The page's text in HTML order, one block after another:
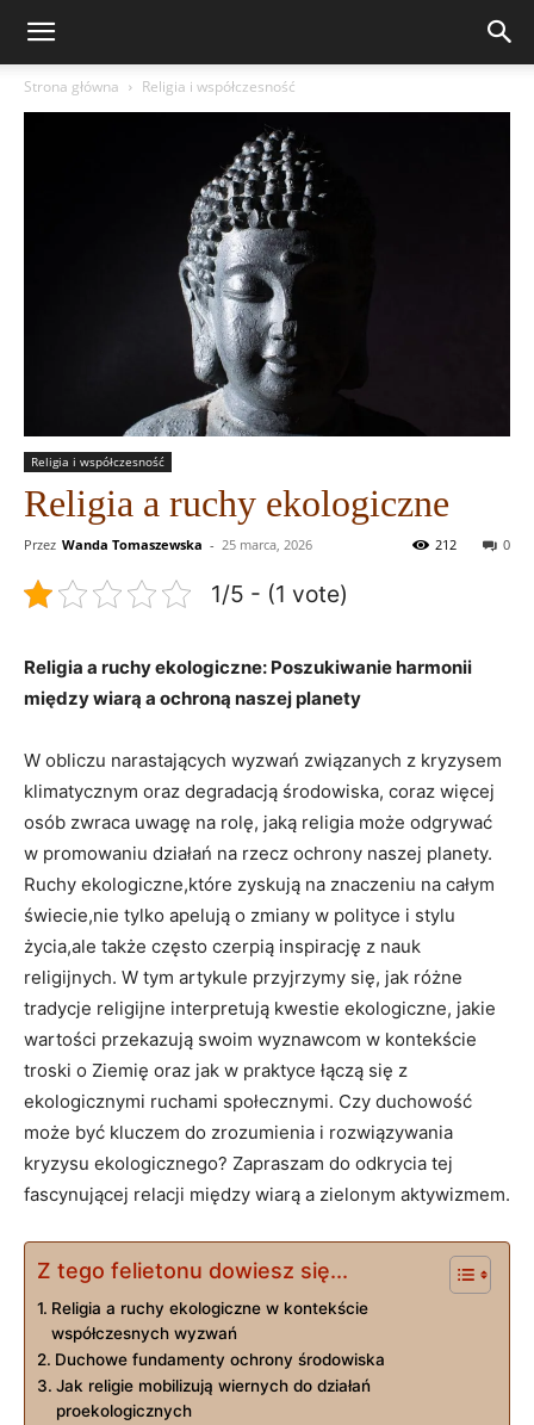
Strona główna Religia i współczesność
Religia i współczesność
Religia a ruchy ekologiczne
Przez Wanda Tomaszewska - 25 marca, 2026 0
212
1/5 - (1 vote)
Religia a ruchy ekologiczne: Poszukiwanie ‍harmonii
między wiarą ⁣a ochroną naszej‌ planety
W‌ obliczu‍ narastających wyzwań związanych z⁢ kryzysem⁣
klimatycznym oraz degradacją ‌środowiska, coraz więcej
‍osób zwraca ​uwagę na ​rolę, jaką religia może odgrywać
w ⁣promowaniu działań na⁢ rzecz ochrony‍ naszej planety.
‍Ruchy ekologiczne,które zyskują na⁣ znaczeniu na całym
świecie,nie tylko⁤ apelują o zmiany‌ w polityce i stylu
życia,ale także ‍często czerpią inspirację z nauk
religijnych.⁣ W tym artykule ​przyjrzymy się, jak​ różne​
tradycje ⁤religijne interpretują kwestie ekologiczne, jakie
wartości ⁣przekazują swoim wyznawcom w kontekście‍
troski o Ziemię oraz‍ jak w praktyce łączą się z
ekologicznymi ruchami społecznymi.⁢ Czy duchowość
może być kluczem do zrozumienia i ⁣rozwiązywania‌
kryzysu ekologicznego? Zapraszam do odkrycia tej
fascynującej relacji ⁢między wiarą a zielonym aktywizmem.
Z tego felietonu dowiesz się...
Religia a ruchy ekologiczne w kontekście‌
współczesnych wyzwań
Duchowe fundamenty ochrony środowiska
Jak religie mobilizują wiernych do działań
proekologicznych